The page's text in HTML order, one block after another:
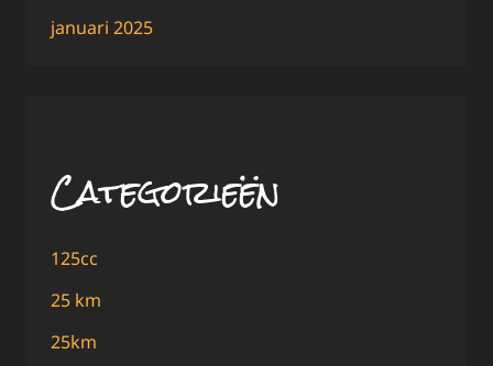
januari 2025
Categorieën
125cc
25 km
25km